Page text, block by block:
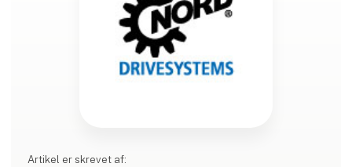
Artikel er skrevet af: